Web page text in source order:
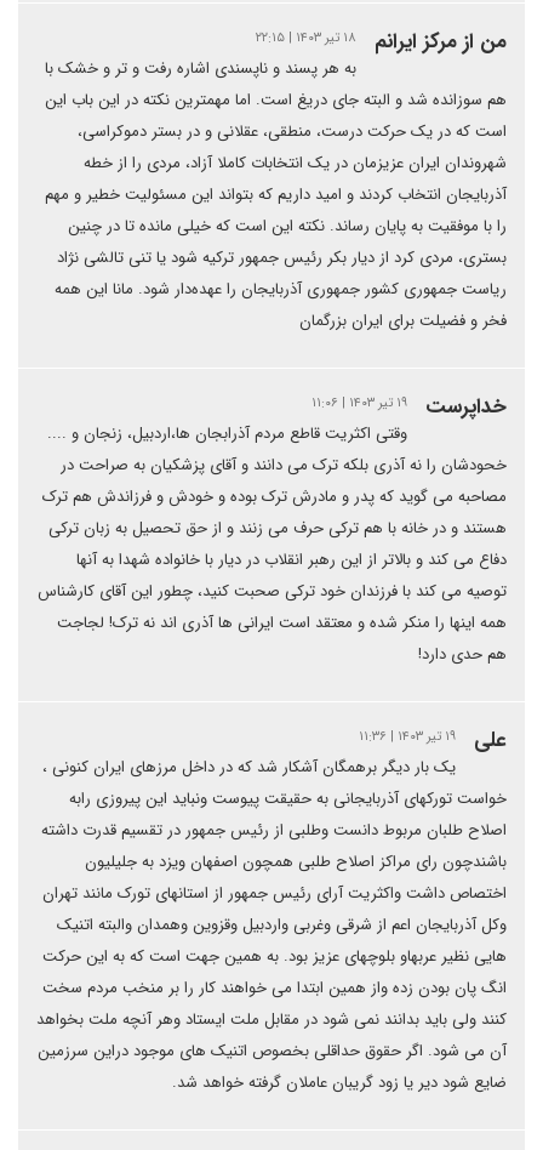
من از مرکز ایرانم ۱۸ تیر ۱۴۰۳ | ۲۲:۱۵
به هر پسند و ناپسندی اشاره رفت و تر و خشک با
هم سوزانده شد و البته جای دریغ است. اما مهمترین نکته در این باب این
است که در یک حرکت درست، منطقی، عقلانی و در بستر دموکراسی،
شهروندان ایران عزیزمان در یک انتخابات کاملا آزاد، مردی را از خطه
آذربایجان انتخاب کردند و امید داریم که بتواند این مسئولیت خطیر و مهم
را با موفقیت به پایان رساند. نکته این است که خیلی مانده تا در چنین
بستری، مردی کرد از دیار بکر رئیس جمهور ترکیه شود یا تنی تالشی نژاد
ریاست جمهوری کشور جمهوری آذربایجان را عهده‌دار شود. مانا این همه
فخر و فضیلت برای ایران بزرگمان
خداپرست ۱۹ تیر ۱۴۰۳ | ۱۱:۰۶
وقتی اکثریت قاطع مردم آذرابجان ها،اردبیل، زنجان و ....
خحودشان را نه آذری بلکه ترک می دانند و آقای پزشکیان به صراحت در
مصاحبه می گوید که پدر و مادرش ترک بوده و خودش و فرزاندش هم ترک
هستند و در خانه با هم ترکی حرف می زنند و از حق تحصیل به زبان ترکی
دفاع می کند و بالاتر از این رهبر انقلاب در دیار با خانواده شهدا به آنها
توصیه می کند با فرزندان خود ترکی صحبت کنید، چطور این آقای کارشناس
همه اینها را منکر شده و معتقد است ایرانی ها آذری اند نه ترک! لجاجت
هم حدی دارد!
علی ۱۹ تیر ۱۴۰۳ | ۱۱:۳۶
یک بار دیگر برهمگان آشکار شد که در داخل مرزهای ایران کنونی ،
خواست تورکهای آذربایجانی به حقیقت پیوست ونباید این پیروزی رابه
اصلاح طلبان مربوط دانست وطلبی از رئیس جمهور در تقسیم قدرت داشته
باشندچون رای مراکز اصلاح طلبی همچون اصفهان ویزد به جلیلیون
اختصاص داشت واکثریت آرای رئیس جمهور از استانهای تورک مانند تهران
وکل آذربایجان اعم از شرقی وغربی واردبیل وقزوین وهمدان والبته اتنیک
هایی نظیر عربهاو بلوچهای عزیز بود. به همین جهت است که به این حرکت
انگ پان بودن زده واز همین ابتدا می خواهند کار را بر منخب مردم سخت
کنند ولی باید بدانند نمی شود در مقابل ملت ایستاد وهر آنچه ملت بخواهد
آن می شود. اگر حقوق حداقلی بخصوص اتنیک های موجود دراین سرزمین
ضایع شود دیر یا زود گریبان عاملان گرفته خواهد شد.